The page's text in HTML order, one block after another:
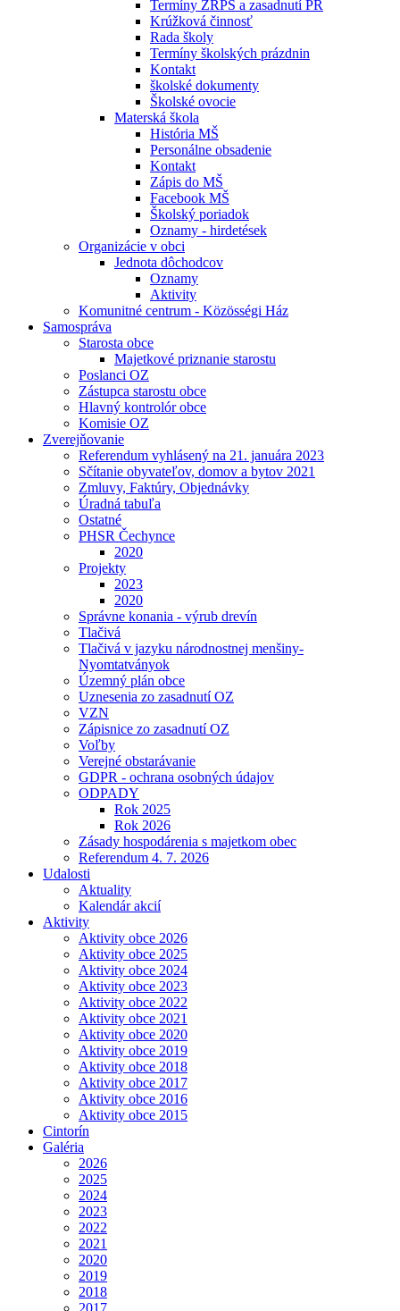
Termíny ZRPŠ a zasadnutí PR
Krúžková činnosť
Rada školy
Termíny školských prázdnin
Kontakt
školské dokumenty
Školské ovocie
Materská škola
História MŠ
Personálne obsadenie
Kontakt
Zápis do MŠ
Facebook MŠ
Školský poriadok
Oznamy - hirdetések
Organizácie v obci
Jednota dôchodcov
Oznamy
Aktivity
Komunitné centrum - Közösségi Ház
Samospráva
Starosta obce
Majetkové priznanie starostu
Poslanci OZ
Zástupca starostu obce
Hlavný kontrolór obce
Komisie OZ
Zverejňovanie
Referendum vyhlásený na 21. januára 2023
Sčítanie obyvateľov, domov a bytov 2021
Zmluvy, Faktúry, Objednávky
Úradná tabuľa
Ostatné
PHSR Čechynce
2020
Projekty
2023
2020
Správne konania - výrub drevín
Tlačivá
Tlačivá v jazyku národnostnej menšiny-
Nyomtatványok
Územný plán obce
Uznesenia zo zasadnutí OZ
VZN
Zápisnice zo zasadnutí OZ
Voľby
Verejné obstarávanie
GDPR - ochrana osobných údajov
ODPADY
Rok 2025
Rok 2026
Zásady hospodárenia s majetkom obec
Referendum 4. 7. 2026
Udalosti
Aktuality
Kalendár akcií
Aktivity
Aktivity obce 2026
Aktivity obce 2025
Aktivity obce 2024
Aktivity obce 2023
Aktivity obce 2022
Aktivity obce 2021
Aktivity obce 2020
Aktivity obce 2019
Aktivity obce 2018
Aktivity obce 2017
Aktivity obce 2016
Aktivity obce 2015
Cintorín
Galéria
2026
2025
2024
2023
2022
2021
2020
2019
2018
2017